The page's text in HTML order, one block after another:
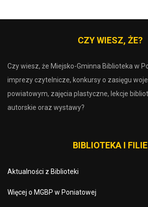
CZY WIESZ, ŻE?
Czy wiesz, że Miejsko-Gminna Biblioteka w
imprezy czytelnicze, konkursy o zasięgu
powiatowym, zajęcia plastyczne, lekcje
autorskie oraz wystawy?
BIBLIOTEKA I FILIE
Aktualności z Biblioteki
Więcej o MGBP w Poniatowej